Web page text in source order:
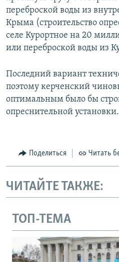
переброской воды из
Крыма (строительство
селе Курортное на 20
или переброской воды из
Последний вариант
поэтому керченский
оптимальным было бы
опреснительной установки.
Поделиться Читать
ЧИТАЙТЕ ТАКЖЕ:
ТОП-ТЕМА